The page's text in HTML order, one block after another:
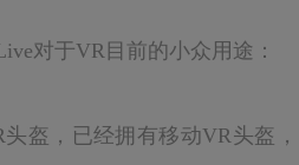
对于VR目前的小众用途：
盔，已经拥有移动VR头盔